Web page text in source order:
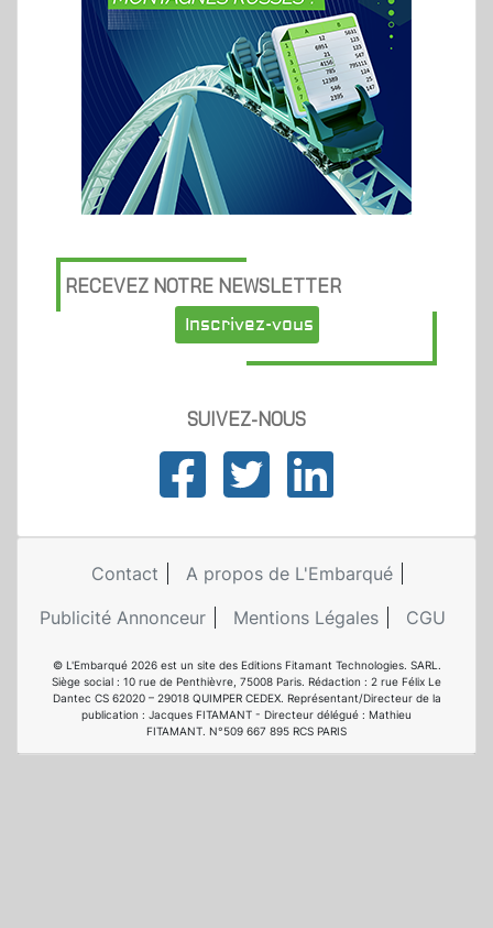
RECEVEZ NOTRE NEWSLETTER
Inscrivez-vous
SUIVEZ-NOUS
Contact
A propos de L'Embarqué
Publicité Annonceur
Mentions Légales CGU
© L'Embarqué 2026 est un site des Editions Fitamant Technologies. SARL.
Siège social : 10 rue de Penthièvre, 75008 Paris. Rédaction : 2 rue Félix Le
Dantec CS 62020 – 29018 QUIMPER CEDEX. Représentant/Directeur de la
publication : Jacques FITAMANT - Directeur délégué : Mathieu
FITAMANT. N°509 667 895 RCS PARIS